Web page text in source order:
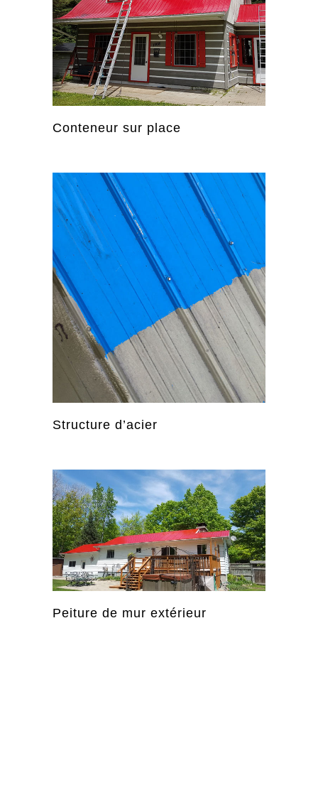
Conteneur sur place
Structure d’acier
Peiture de mur extérieur